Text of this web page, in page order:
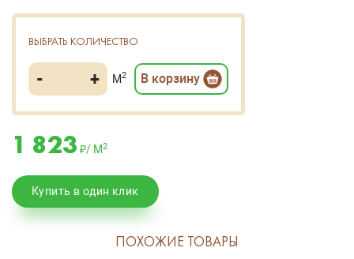
ВЫБРАТЬ КОЛИЧЕСТВО
- + М2 В корзину
1 823 ₽/ М2
Купить в один клик
ПОХОЖИЕ ТОВАРЫ